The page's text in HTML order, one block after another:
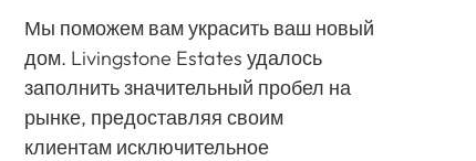
Мы поможем вам украсить ваш новый
дом. Livingstone Estates удалось
заполнить значительный пробел на
рынке, предоставляя своим
клиентам исключительное